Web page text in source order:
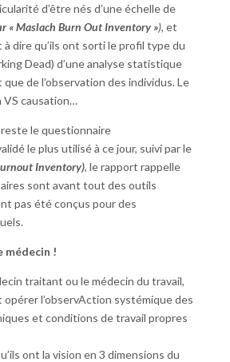
d’être nés d’une échelle de
« Maslach Burn Out Inventory »), et
à dire qu’ils ont sorti le profil type du
Dead) d’une analyse statistique
de l’observation des individus. Le
VS causation…
reste le questionnaire
le plus utilisé à ce jour, suivi par le
Inventory), le rapport rappelle
sont avant tout des outils
pas été conçus pour des
médecin !
traitant ou le médecin du travail,
l’observAction systémique des
et conditions de travail propres
ont la vision en 3 dimensions du